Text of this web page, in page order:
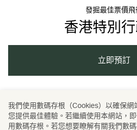
發掘最佳票價飛
香港特別
立即預訂
亞洲 / 中國內地 / 香港 /
我們使用數碼存根（Cookies）以確保網
您提供最佳體驗。若繼續使用本網站，
用數碼存根。若您想要瞭解有關我們數